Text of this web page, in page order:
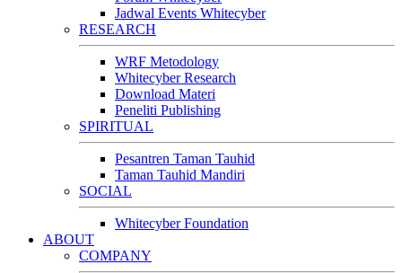
Jadwal Events Whitecyber
RESEARCH
WRF Metodology
Whitecyber Research
Download Materi
Peneliti Publishing
SPIRITUAL
Pesantren Taman Tauhid
Taman Tauhid Mandiri
SOCIAL
Whitecyber Foundation
ABOUT
COMPANY